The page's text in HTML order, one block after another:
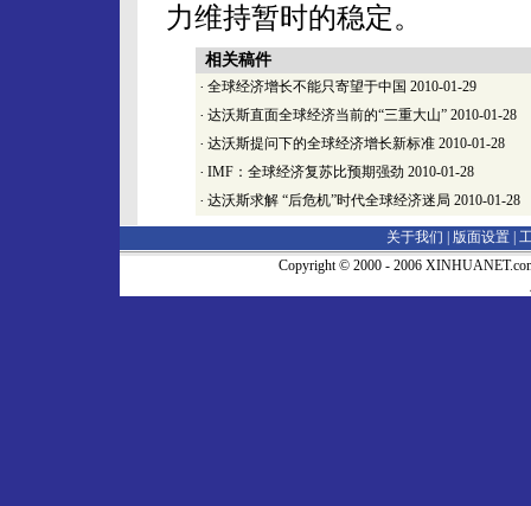
力维持暂时的稳定。
相关稿件
· 全球经济增长不能只寄望于中国 2010-01-29
· 达沃斯直面全球经济当前的“三重大山” 2010-01-28
· 达沃斯提问下的全球经济增长新标准 2010-01-28
· IMF：全球经济复苏比预期强劲 2010-01-28
· 达沃斯求解 “后危机”时代全球经济迷局 2010-01-28
关于我们 | 版面设置
Copyright © 2000 - 2006